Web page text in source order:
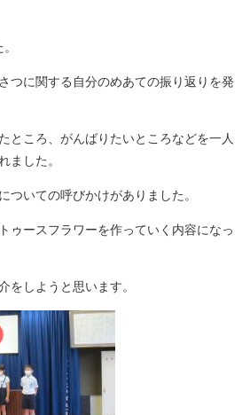
つに関する自分のめあての振り返りを発
ところ、がんばりたいところなどを一人
ました。
ついての呼びかけがありました。
ゥースフラワーを作っていく内容になっ
をしようと思います。